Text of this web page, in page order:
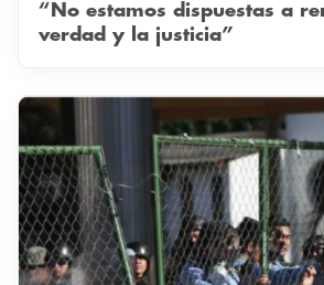
“No estamos dispuestas a
verdad y la justicia”